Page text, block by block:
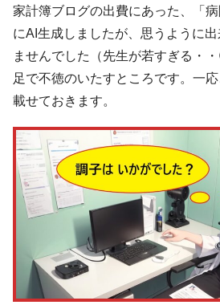
家計簿ブログの出費にあった、「
にAI生成しましたが、思うように
ませんでした（先生が若すぎる・
足で不徳のいたすところです。一
載せておきます。